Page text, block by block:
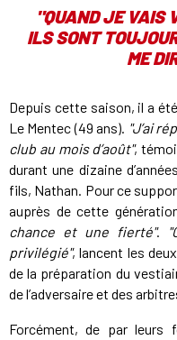
"QUAND JE VAIS
ILS SONT
ME
Depuis cette saison, il a
Le Mentec (49 ans). "J’ai
club au mois d’août",
durant une dizaine
fils, Nathan. Pour ce
auprès de cette
chance et une fierté".
privilégié", lancent les
de la préparation du
de l’adversaire et des
Forcément, de par leurs